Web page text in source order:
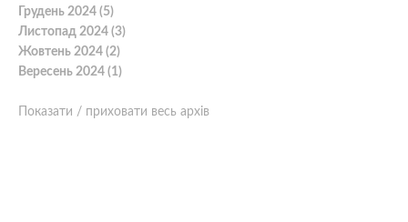
Грудень 2024 (5)
Листопад 2024 (3)
Жовтень 2024 (2)
Вересень 2024 (1)
Показати / приховати весь архів